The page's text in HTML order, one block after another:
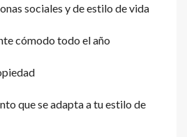
sociales y de estilo de vida
cómodo todo el año
que se adapta a tu estilo de